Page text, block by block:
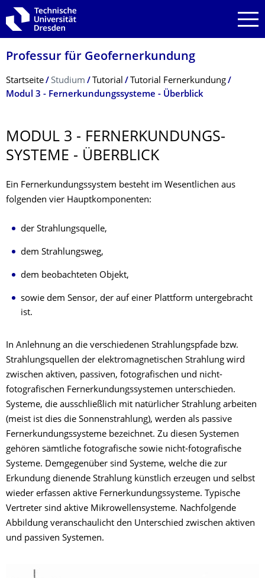
Zur Hauptnavigation springen
Zur Suche springen
Zum Inhalt springen
Professur für Geofernerkundung
Breadcrumb-Menü
Startseite Studium Tutorial
Tutorial Fernerkundung
Modul 3 - Fernerkundungssysteme - Überblick
MODUL 3 - FERNERKUNDUNGS­
SYSTEME - ÜBERBLICK
Ein Fernerkundungssystem besteht im Wesentlichen aus
folgenden vier Hauptkomponenten:
der Strahlungsquelle,
dem Strahlungsweg,
dem beobachteten Objekt,
sowie dem Sensor, der auf einer Plattform untergebracht
ist.
In Anlehnung an die verschiedenen Strahlungspfade bzw.
Strahlungsquellen der elektromagnetischen Strahlung wird
zwischen aktiven, passiven, fotografischen und nicht-
fotografischen Fernerkundungssystemen unterschieden.
Systeme, die ausschließlich mit natürlicher Strahlung arbeiten
(meist ist dies die Sonnenstrahlung), werden als passive
Fernerkundungssysteme bezeichnet. Zu diesen Systemen
gehören sämtliche fotografische sowie nicht-fotografische
Systeme. Demgegenüber sind Systeme, welche die zur
Erkundung dienende Strahlung künstlich erzeugen und selbst
wieder erfassen aktive Fernerkundungssysteme. Typische
Vertreter sind aktive Mikrowellensysteme. Nachfolgende
Abbildung veranschaulicht den Unterschied zwischen aktiven
und passiven Systemen.